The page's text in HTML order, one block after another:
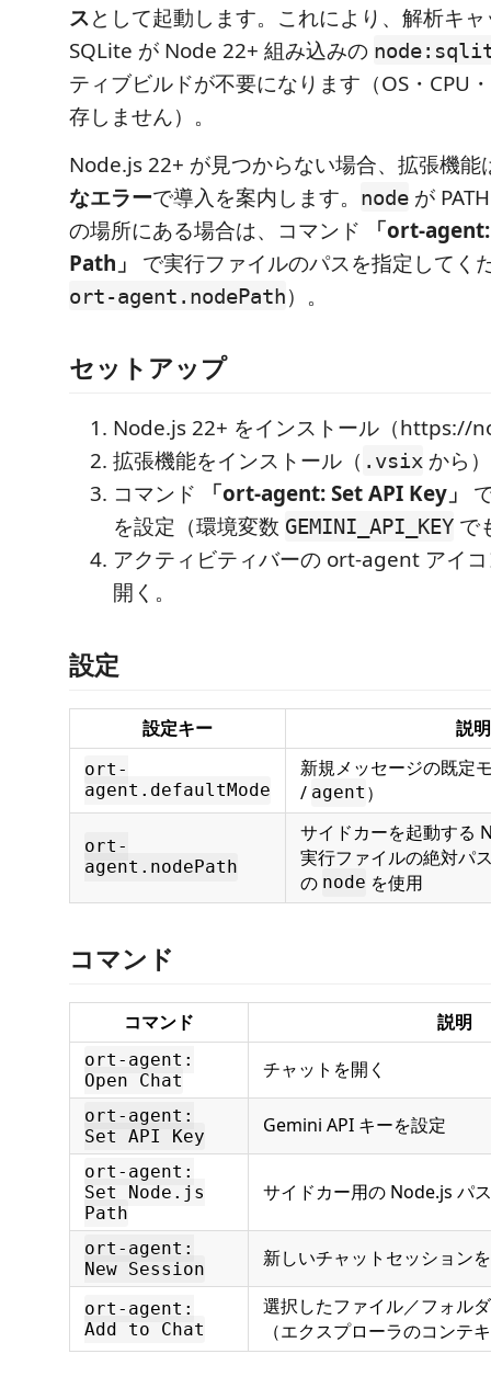
スとして起動します。これにより、解析キ
SQLite が Node 22+ 組み込みの
ティブビルドが不要になります（OS・CPU
存しません）。
Node.js 22+ が見つからない場合、拡張機能
なエラーで導入を案内します。 node が
の場所にある場合は、コマンド
「ort-
Path」
で実行ファイルのパスを指定してく
ort-agent.nodePath）。
セットアップ
Node.js 22+ をインストール（https://
拡張機能をインストール（ .vsix から
コマンド
「ort-agent: Set API Key」
を設定（環境変数 GEMINI_API_KEY で
アクティビティバーの ort-agent アイ
開く。
設定
設定キー 説明
ort-
agent.defaultMode
新規メッセージの既定
/ agent ）
ort-
agent.nodePath
サイドカーを起動する
実行ファイルの絶対パ
の node を使用
コマンド
コマンド 説明
ort-agent:
Open Chat
チャットを開く
ort-agent:
Set API Key
Gemini API キーを設定
ort-agent:
Set Node.js
Path
サイドカー用の Node.js パ
ort-agent:
New Session
新しいチャットセッション
ort-agent:
Add to Chat
選択したファイル／フォル
（エクスプローラのコンテ